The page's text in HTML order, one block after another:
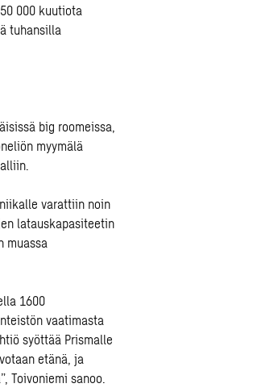
000 kuutiota
tuhansilla
big roomeissa,
myymälä
varattiin noin
latauskapasiteetin
muassa
1600
vaatimasta
syöttää Prismalle
etänä, ja
Toivoniemi sanoo.